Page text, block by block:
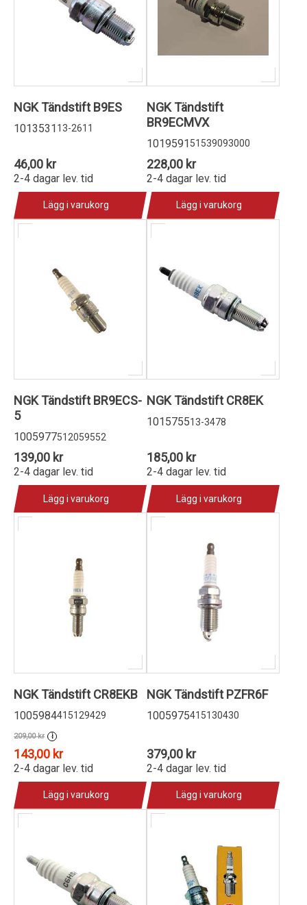
NGK Tändstift B9ES
101353113-2611
46,00 kr
2-4 dagar lev. tid
Lägg i varukorg
NGK Tändstift
BR9ECMVX
101959151539093000
228,00 kr
2-4 dagar lev. tid
Lägg i varukorg
NGK Tändstift BR9ECS-
5
1005977512059552
139,00 kr
2-4 dagar lev. tid
Lägg i varukorg
NGK Tändstift CR8EK
101575513-3478
185,00 kr
2-4 dagar lev. tid
Lägg i varukorg
NGK Tändstift CR8EKB
1005984415129429
209,00 kr i
143,00 kr
2-4 dagar lev. tid
Lägg i varukorg
NGK Tändstift PZFR6F
1005975415130430
379,00 kr
2-4 dagar lev. tid
Lägg i varukorg